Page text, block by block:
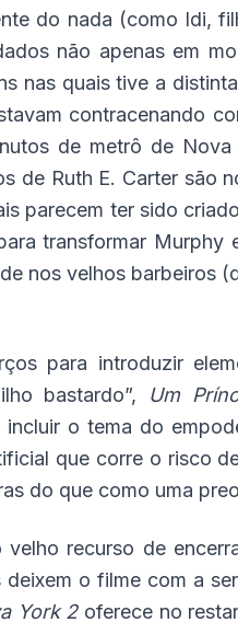
do nada (como Idi,
não apenas em
nas quais tive a
contracenando
de metrô de
de Ruth E. Carter são
parecem ter sido
transformar
nos velhos barbeiros
para introduzir
bastardo”, Um
incluir o tema do
que corre o risco
do que como uma
velho recurso de
o filme com a
York 2 oferece no